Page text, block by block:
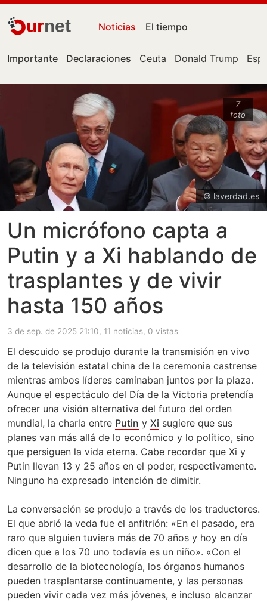
urnet Noticias El tiempo
Importante Declaraciones Ceuta Donald Trump
7
foto
© laverdad.es
Un micrófono capta a
Putin y a Xi hablando de
trasplantes y de vivir
hasta 150 años
3 de sep. de 2025 21:10, 11 noticias, 0 vistas
El descuido se produjo durante la transmisión en vivo
de la televisión estatal china de la ceremonia castrense
mientras ambos líderes caminaban juntos por la plaza.
Aunque el espectáculo del Día de la Victoria pretendía
ofrecer una visión alternativa del futuro del orden
mundial, la charla entre Putin y Xi sugiere que sus
planes van más allá de lo económico y lo político, sino
que persiguen la vida eterna. Cabe recordar que Xi y
Putin llevan 13 y 25 años en el poder, respectivamente.
Ninguno ha expresado intención de dimitir.
La conversación se produjo a través de los traductores.
El que abrió la veda fue el anfitrión: «En el pasado, era
raro que alguien tuviera más de 70 años y hoy en día
dicen que a los 70 uno todavía es un niño». «Con el
desarrollo de la biotecnología, los órganos humanos
pueden trasplantarse continuamente, y las personas
pueden vivir cada vez más jóvenes, e incluso alcanzar